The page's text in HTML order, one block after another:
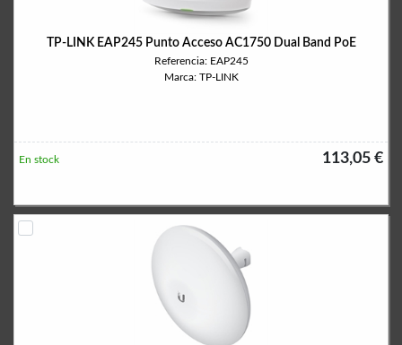
TP-LINK EAP245 Punto Acceso AC1750 Dual Band PoE
Referencia: EAP245
Marca: TP-LINK
113,05 €
En stock